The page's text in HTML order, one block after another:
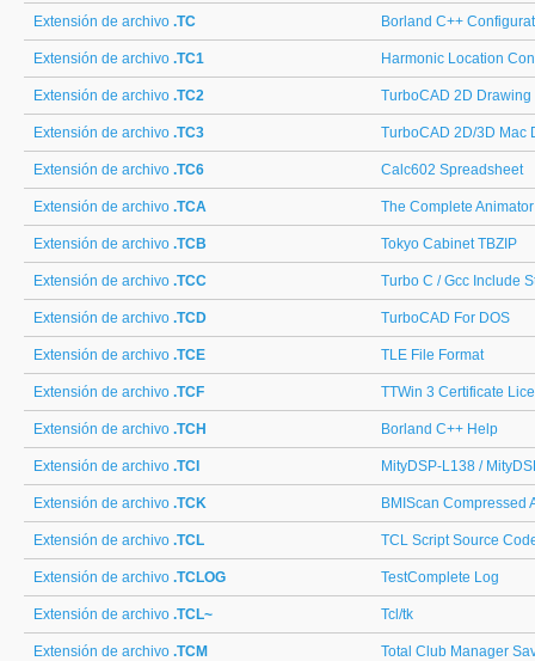
Extensión de archivo .TC Borland C++
Extensión de archivo .TC1 Harmonic Location
Extensión de archivo .TC2 TurboCAD 2D Drawing
Extensión de archivo .TC3 TurboCAD 2D/3D Mac
Extensión de archivo .TC6 Calc602 Spreadsheet
Extensión de archivo .TCA The Complete
Extensión de archivo .TCB Tokyo Cabinet TBZIP
Extensión de archivo .TCC Turbo C / Gcc Include
Extensión de archivo .TCD TurboCAD For DOS
Extensión de archivo .TCE TLE File Format
Extensión de archivo .TCF TTWin 3 Certificate
Extensión de archivo .TCH Borland C++ Help
Extensión de archivo .TCI MityDSP-L138 /
Extensión de archivo .TCK BMIScan Compressed
Extensión de archivo .TCL TCL Script Source
Extensión de archivo .TCLOG TestComplete Log
Extensión de archivo .TCL~ Tcl/tk
Extensión de archivo .TCM Total Club Manager